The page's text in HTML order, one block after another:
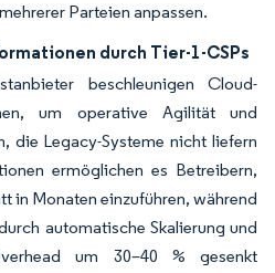
Parteien anpassen.
durch Tier-1-CSPs
beschleunigen Cloud-
um operative Agilität und
die Legacy-Systeme nicht liefern
ermöglichen es Betreibern,
in Monaten einzuführen, während
automatische Skalierung und
um 30–40 % gesenkt